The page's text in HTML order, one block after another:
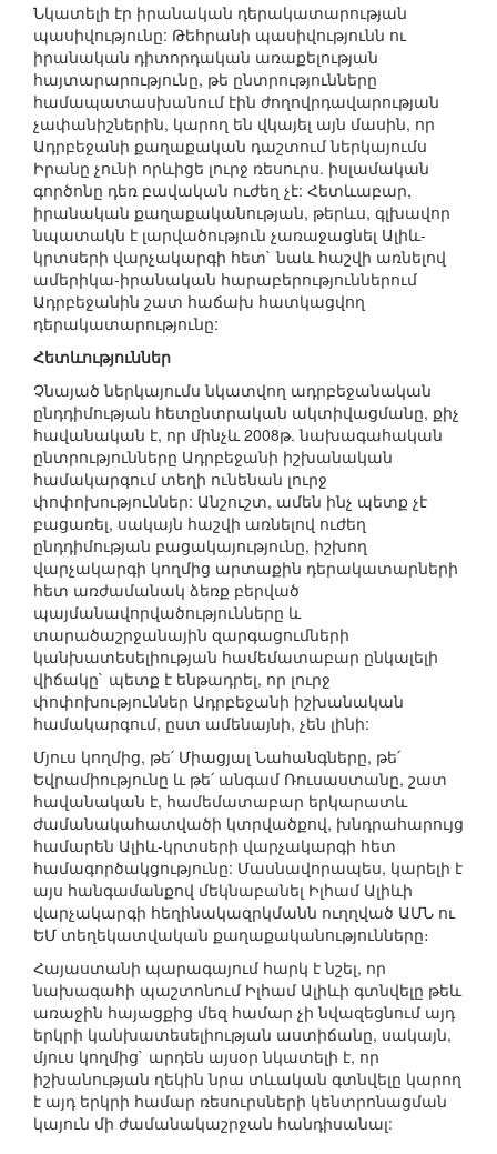
Նկատելի էր իրանական դերակատարության
պասիվությունը: Թեհրանի պասիվությունն ու
իրանական դիտորդական առաքելության
հայտարարությունը, թե ընտրությունները
համապատասխանում էին ժողովրդավարության
չափանիշներին, կարող են վկայել այն մասին, որ
Ադրբեջանի քաղաքական դաշտում ներկայումս
Իրանը չունի որևիցե լուրջ ռեսուրս. իսլամական
գործոնը դեռ բավական ուժեղ չէ: Հետևաբար,
իրանական քաղաքականության, թերևս, գլխավոր
նպատակն է լարվածություն չառաջացնել Ալիև-
կրտսերի վարչակարգի հետ` նաև հաշվի առնելով
ամերիկա-իրանական հարաբերություններում
Ադրբեջանին շատ հաճախ հատկացվող
դերակատարությունը:
Հետևություններ
Չնայած ներկայումս նկատվող ադրբեջանական
ընդդիմության հետընտրական ակտիվացմանը, քիչ
հավանական է, որ մինչև 2008թ. նախագահական
ընտրությունները Ադրբեջանի իշխանական
համակարգում տեղի ունենան լուրջ
փոփոխություններ: Անշուշտ, ամեն ինչ պետք չէ
բացառել, սակայն հաշվի առնելով ուժեղ
ընդդիմության բացակայությունը, իշխող
վարչակարգի կողմից արտաքին դերակատարների
հետ առժամանակ ձեռք բերված
պայմանավորվածությունները և
տարածաշրջանային զարգացումների
կանխատեսելիության համեմատաբար ընկալելի
վիճակը` պետք է ենթադրել, որ լուրջ
փոփոխություններ Ադրբեջանի իշխանական
համակարգում, ըստ ամենայնի, չեն լինի:
Մյուս կողմից, թե՛ Միացյալ Նահանգները, թե՛
Եվրամիությունը և թե՛ անգամ Ռուսաստանը, շատ
հավանական է, համեմատաբար երկարատև
ժամանակահատվածի կտրվածքով, խնդրահարույց
համարեն Ալիև-կրտսերի վարչակարգի հետ
համագործակցությունը: Մասնավորապես, կարելի է
այս հանգամանքով մեկնաբանել Իլհամ Ալիևի
վարչակարգի հեղինակազրկմանն ուղղված ԱՄՆ ու
ԵՄ տեղեկատվական քաղաքականությունները։
Հայաստանի պարագայում հարկ է նշել, որ
նախագահի պաշտոնում Իլհամ Ալիևի գտնվելը թեև
առաջին հայացքից մեզ համար չի նվազեցնում այդ
երկրի կանխատեսելիության աստիճանը, սակայն,
մյուս կողմից` արդեն այսօր նկատելի է, որ
իշխանության ղեկին նրա տևական գտնվելը կարող
է այդ երկրի համար ռեսուրսների կենտրոնացման
կայուն մի ժամանակաշրջան հանդիսանալ: